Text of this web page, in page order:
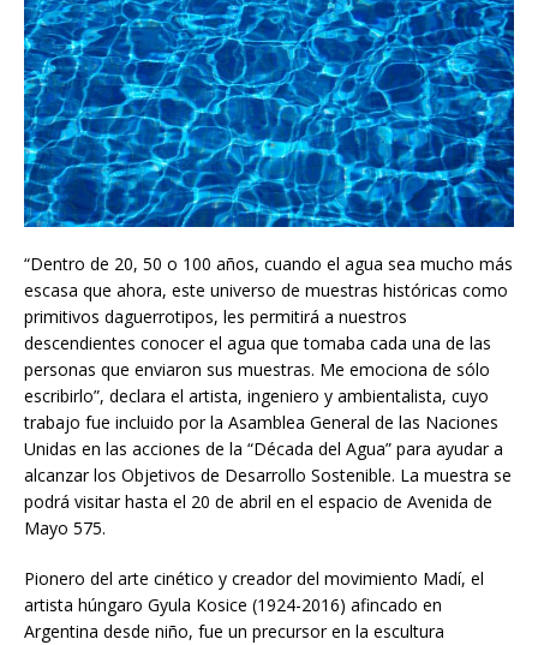
“Dentro de 20, 50 o 100 años, cuando el agua sea mucho más
escasa que ahora, este universo de muestras históricas como
primitivos daguerrotipos, les permitirá a nuestros
descendientes conocer el agua que tomaba cada una de las
personas que enviaron sus muestras. Me emociona de sólo
escribirlo”, declara el artista, ingeniero y ambientalista, cuyo
trabajo fue incluido por la Asamblea General de las Naciones
Unidas en las acciones de la “Década del Agua” para ayudar a
alcanzar los Objetivos de Desarrollo Sostenible. La muestra se
podrá visitar hasta el 20 de abril en el espacio de Avenida de
Mayo 575.
Pionero del arte cinético y creador del movimiento Madí, el
artista húngaro Gyula Kosice (1924-2016) afincado en
Argentina desde niño, fue un precursor en la escultura